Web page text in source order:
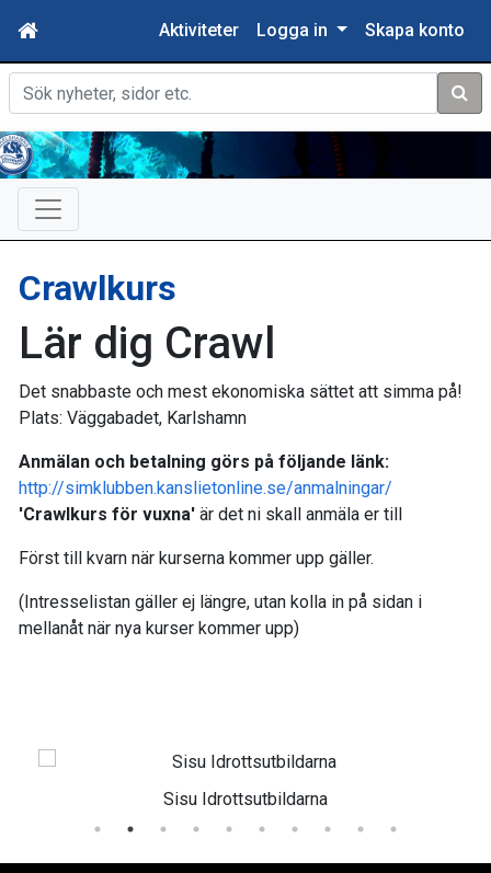
Aktiviteter Logga in Skapa konto
Sök
Crawlkurs
Lär dig Crawl
Det snabbaste och mest ekonomiska sättet att simma på!
Plats: Väggabadet, Karlshamn
Anmälan och betalning görs på följande länk:
http://simklubben.kanslietonline.se/anmalningar/
'Crawlkurs för vuxna' är det ni skall anmäla er till
Först till kvarn när kurserna kommer upp gäller.
(Intresselistan gäller ej längre, utan kolla in på sidan i
mellanåt när nya kurser kommer upp)
Sisu Idrottsutbildarna